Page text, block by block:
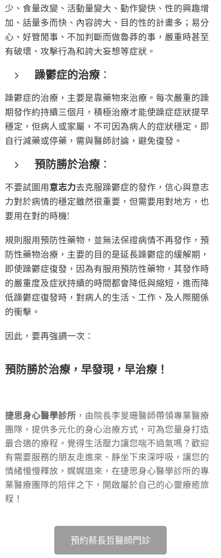
少、食量改變、活動量變大、動作變快、性的興趣增
加、話量多而快、內容誇大、目的性的計畫多；易分
心、好管閒事、不加判斷而做魯莽的事，嚴重時甚至
有破壞、攻擊行為和誇大妄想等症狀。
躁鬱症的治療：
躁鬱症的治療，主要是靠藥物來治療。每次嚴重的躁
期發作約持續三個月，積極治療才能使躁症症狀提早
穩定，但病人或家屬，不可因為病人的症狀穩定，即
自行減藥或停藥，需與醫師討論，避免復發。
預防勝於治療：
不要試圖用意志力去克服躁鬱症的發作，信心與意志
力對於病情的穩定雖然很重要，但需要用對地方，也
要用在對的時機!
規則服用預防性藥物，並無法保證病情不再發作，預
防性藥物治療，主要的目的是延長躁鬱症的緩解期，
即使躁鬱症復發，因為有服用預防性藥物，其發作時
的嚴重度及症狀持續的時間都會降低與縮短，進而降
低躁鬱症復發時，對病人的生活、工作、及人際關係
的衝擊。
因此，要再強調一次：
預防勝於治療，早發現，早治療！
捷思身心醫學診所 ，由院長李旻珊醫師帶領專業醫療
團隊，提供多元化的身心治療方式，可為您量身打造
最合適的療程。覺得生活壓力讓您喘不過氣嗎？歡迎
有需要服務的朋友走進來、靜坐下來深呼吸，讓您的
情緒慢慢釋放，娓娓道來，在捷思身心醫學診所的專
業醫療團隊的陪伴之下，開啟屬於自己的心靈療癒旅
程！
預約蔡長哲醫師門診